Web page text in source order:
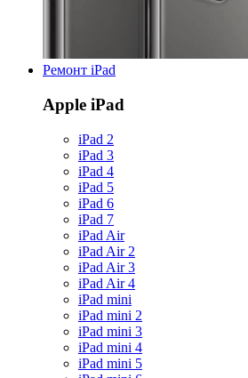
Ремонт iPad
Apple iPad
iPad 2
iPad 3
iPad 4
iPad 5
iPad 6
iPad 7
iPad Air
iPad Air 2
iPad Air 3
iPad Air 4
iPad mini
iPad mini 2
iPad mini 3
iPad mini 4
iPad mini 5